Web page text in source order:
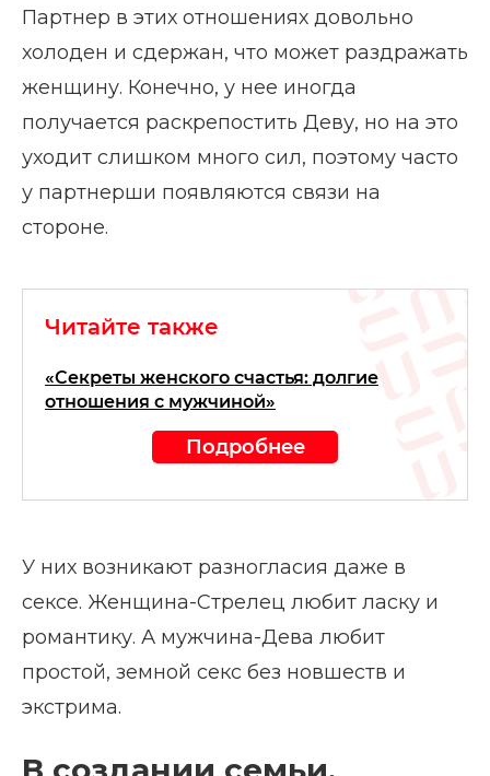
Партнер в этих отношениях довольно
холоден и сдержан, что может раздражать
женщину. Конечно, у нее иногда
получается раскрепостить Деву, но на это
уходит слишком много сил, поэтому часто
у партнерши появляются связи на
стороне.
Читайте также
«Секреты женского счастья: долгие
отношения с мужчиной»
Подробнее
У них возникают разногласия даже в
сексе. Женщина-Стрелец любит ласку и
романтику. А мужчина-Дева любит
простой, земной секс без новшеств и
экстрима.